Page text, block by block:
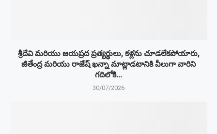
శ్రీదేవి మరియు జయప్రద ప్రత్యర్థులు, కళ్లను చూడలేకపోయారు,
జీతేంద్ర మరియు రాజేష్ ఖన్నా మాట్లాడటానికి వీలుగా వారిని
గదిలోకి...
30/07/2026